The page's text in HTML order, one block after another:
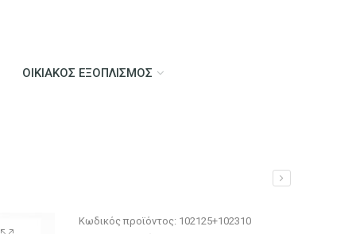
ΟΙΚΙΑΚΌΣ ΕΞΟΠΛΙΣΜΌΣ
Κωδικός προϊόντος: 102125+102310